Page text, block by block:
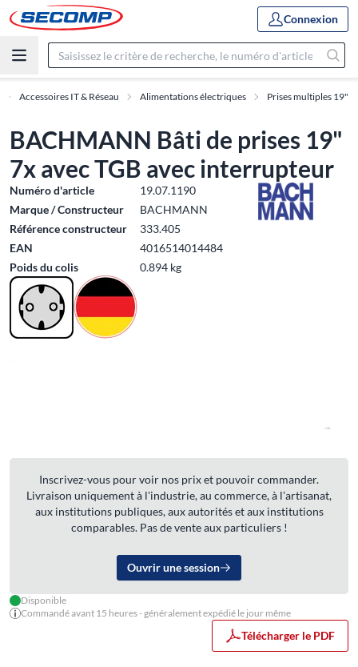
Connexion
Accessoires IT & Réseau Alimentations électriques Prises multiples 19"
BACHMANN Bâti de prises 19"
7x avec TGB avec interrupteur
Numéro d'article
19.07.1190
Marque / Constructeur
BACHMANN
Référence constructeur
333.405
EAN
4016514014484
Poids du colis
0.894 kg
Inscrivez-vous pour voir nos prix et pouvoir commander.
Livraison uniquement à l'industrie, au commerce, à l'artisanat,
aux institutions publiques, aux autorités et aux institutions
comparables. Pas de vente aux particuliers !
Ouvrir une session
Disponible
Commandé avant 15 heures - généralement expédié le jour même
Télécharger le PDF